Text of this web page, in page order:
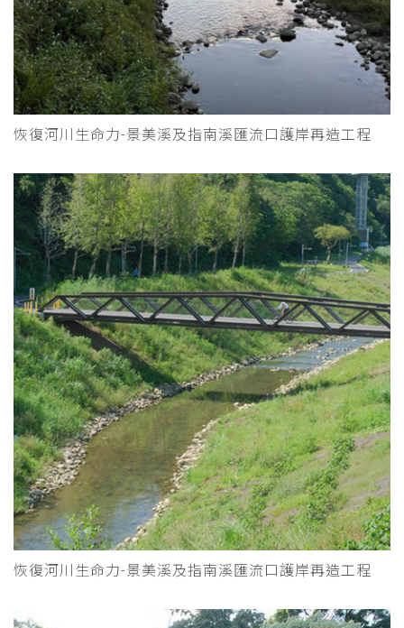
恢復河川生命力-景美溪及指南溪匯流口護岸再造工程
恢復河川生命力-景美溪及指南溪匯流口護岸再造工程